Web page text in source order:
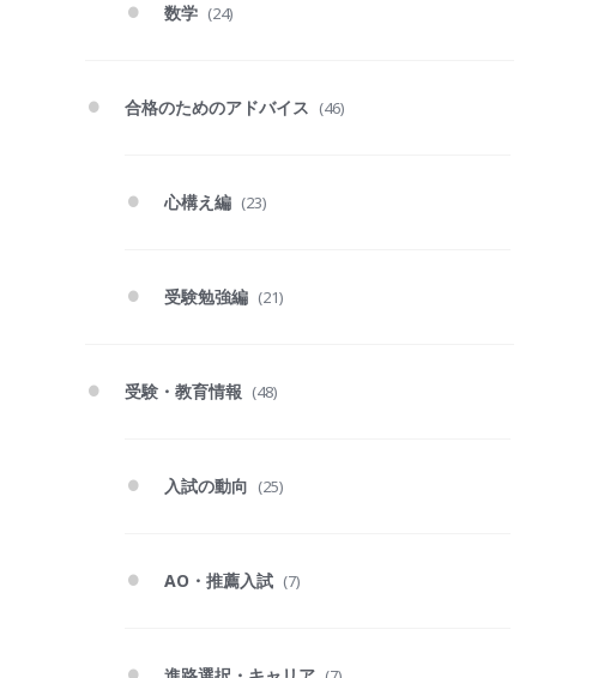
数学 (24)
合格のためのアドバイス (46)
心構え編 (23)
受験勉強編 (21)
受験・教育情報 (48)
入試の動向 (25)
AO・推薦入試 (7)